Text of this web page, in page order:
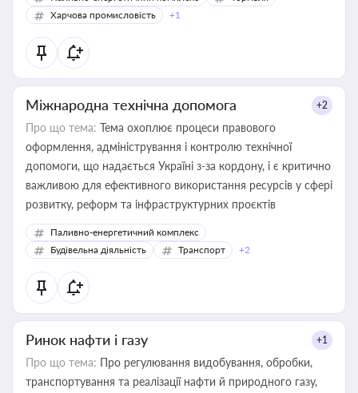
Харчова промисловість
+1
Міжнародна технічна допомога +2
Про що тема: Тема охоплює процеси правового
оформлення, адміністрування і контролю технічної
допомоги, що надається Україні з-за кордону, і є критично
важливою для ефективного використання ресурсів у сфері
розвитку, реформ та інфраструктурних проєктів
Паливно-енергетичний комплекс
Будівельна діяльність
Транспорт +2
Ринок нафти і газу +1
Про що тема: Про регулювання видобування, обробки,
транспортування та реалізації нафти й природного газу,